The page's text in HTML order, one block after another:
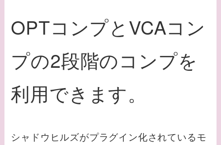
OPTコンプとVCAコン
プの2段階のコンプを
利用できます。
シャドウヒルズがプラグイン化されているモ